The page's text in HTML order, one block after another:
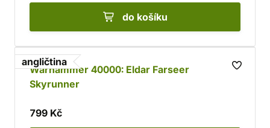
do košíku
angličtina
Warhammer 40000: Eldar Farseer
Skyrunner
799 Kč